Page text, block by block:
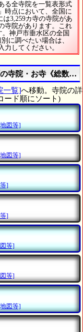
る全寺院を一覧表形式
時点において、全国に
は3,259カ寺の寺院があ
寺院があります。これ
神戸市垂水区の全国
に調べたい場合は、
力してください。
寺院・お寺《総数は
一覧]へ移動。寺院の詳
ード順にソート)
図等]
図等]
]
]
等]
等]
図等]